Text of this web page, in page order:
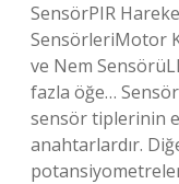
SensörPIR
SensörleriMotor
ve Nem
fazla öğe…
sensör tiplerinin
anahtarlardır.